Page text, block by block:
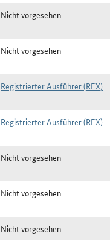
Nicht vorgesehen
Nicht vorgesehen
Registrierter Ausführer (REX)
Registrierter Ausführer (REX)
Nicht vorgesehen
Nicht vorgesehen
Nicht vorgesehen